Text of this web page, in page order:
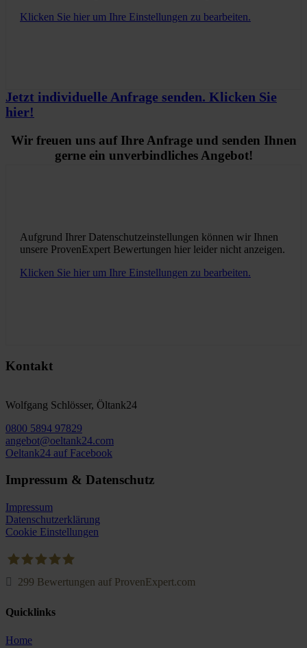
Klicken Sie hier um Ihre Einstellungen zu bearbeiten.
Jetzt individuelle Anfrage senden. Klicken Sie
hier!
Wir freuen uns auf Ihre Anfrage und senden Ihnen
gerne ein unverbindliches Angebot!
Aufgrund Ihrer Datenschutzeinstellungen können wir Ihnen
unsere ProvenExpert Bewertungen hier leider nicht anzeigen.
Klicken Sie hier um Ihre Einstellungen zu bearbeiten.
Kontakt
Wolfgang Schlösser, Öltank24
0800 5894 97829
angebot@oeltank24.com
Oeltank24 auf Facebook
Impressum & Datenschutz
Impressum
Datenschutzerklärung
Cookie Einstellungen
299 Bewertungen auf ProvenExpert.com
Quicklinks
Home